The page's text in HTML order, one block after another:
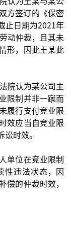
方签订的《保密
止日期为2021年
动仲裁，且其未
形，因此王某此
院认为某公司主
限制并非一蹴而
履行支付竞业限
效应当自竞业限
讼时效。
单位在竞业限制
性违法状态，因
偿的仲裁时效，